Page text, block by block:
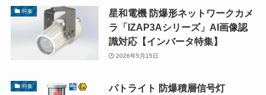
特集
星和電機 防爆形ネットワークカメ
ラ「IZAP3Aシリーズ」AI画像認
識対応【インバータ特集】
2026年5月15日
特集
パトライト 防爆積層信号灯